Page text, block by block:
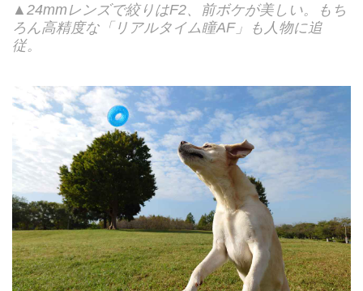
▲24mmレンズで絞りはF2、前ボケが美しい。もち
ろん高精度な「リアルタイム瞳AF」も人物に追
従。